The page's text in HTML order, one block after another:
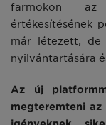
farmokon az
értékesítésének
már létezett, de
nyilvántartására
Az új
megteremteni az